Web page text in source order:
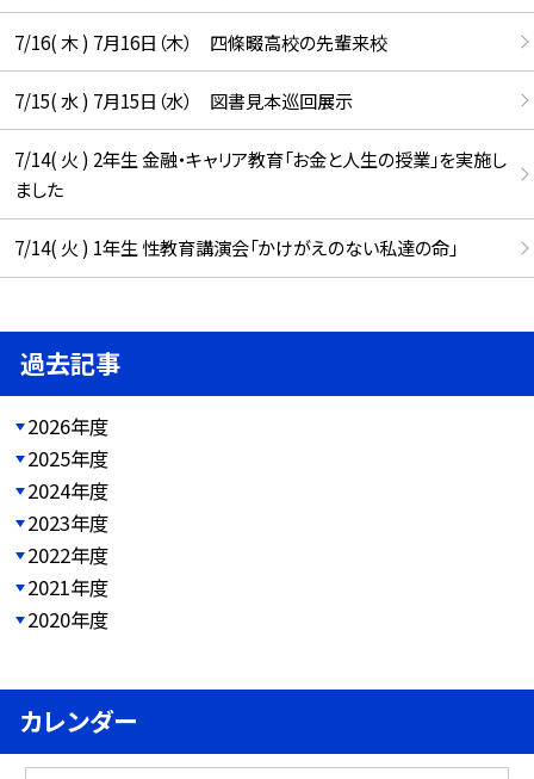
7/16( 木 ) 7月16日（木） 四條畷高校の先輩来校
7/15( 水 ) 7月15日（水） 図書見本巡回展示
7/14( 火 ) 2年生 金融・キャリア教育「お金と人生の授業」を実施し
ました
7/14( 火 ) 1年生 性教育講演会「かけがえのない私達の命」
過去記事
2026年度
2025年度
2024年度
2023年度
2022年度
2021年度
2020年度
カレンダー